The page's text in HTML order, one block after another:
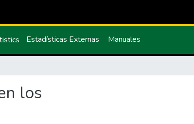
Estadísticas Externas Manuales
los